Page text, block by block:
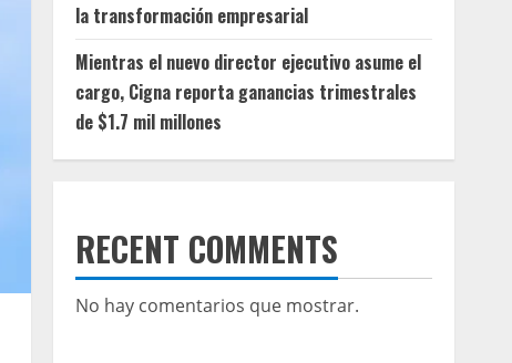
la transformación empresarial
Mientras el nuevo director ejecutivo asume el
cargo, Cigna reporta ganancias trimestrales
de $1.7 mil millones
RECENT COMMENTS
No hay comentarios que mostrar.